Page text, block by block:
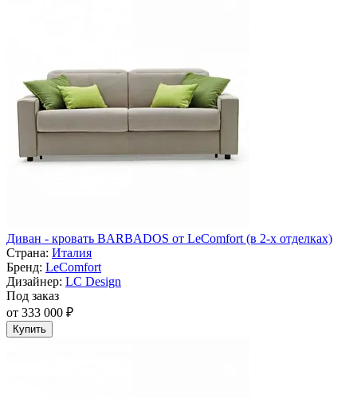
Диван - кровать BARBADOS от LeComfort (в 2-х отделках)
Страна: Италия
Бренд: LeComfort
Дизайнер: LC Design
Под заказ
от 333 000 ₽
Купить